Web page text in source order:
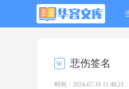
悲伤签名
时间：2024-07-16 11:48:21